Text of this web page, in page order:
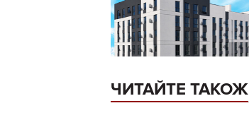
ЧИТАЙТЕ ТАКОЖ